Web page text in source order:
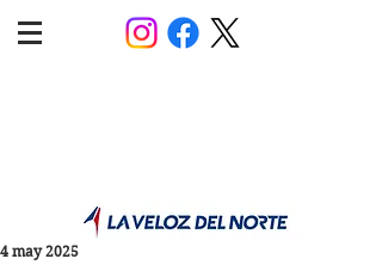
4 may 2025